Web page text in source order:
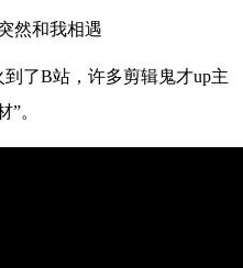
然和我相遇
了B站，许多剪辑鬼才up主
。